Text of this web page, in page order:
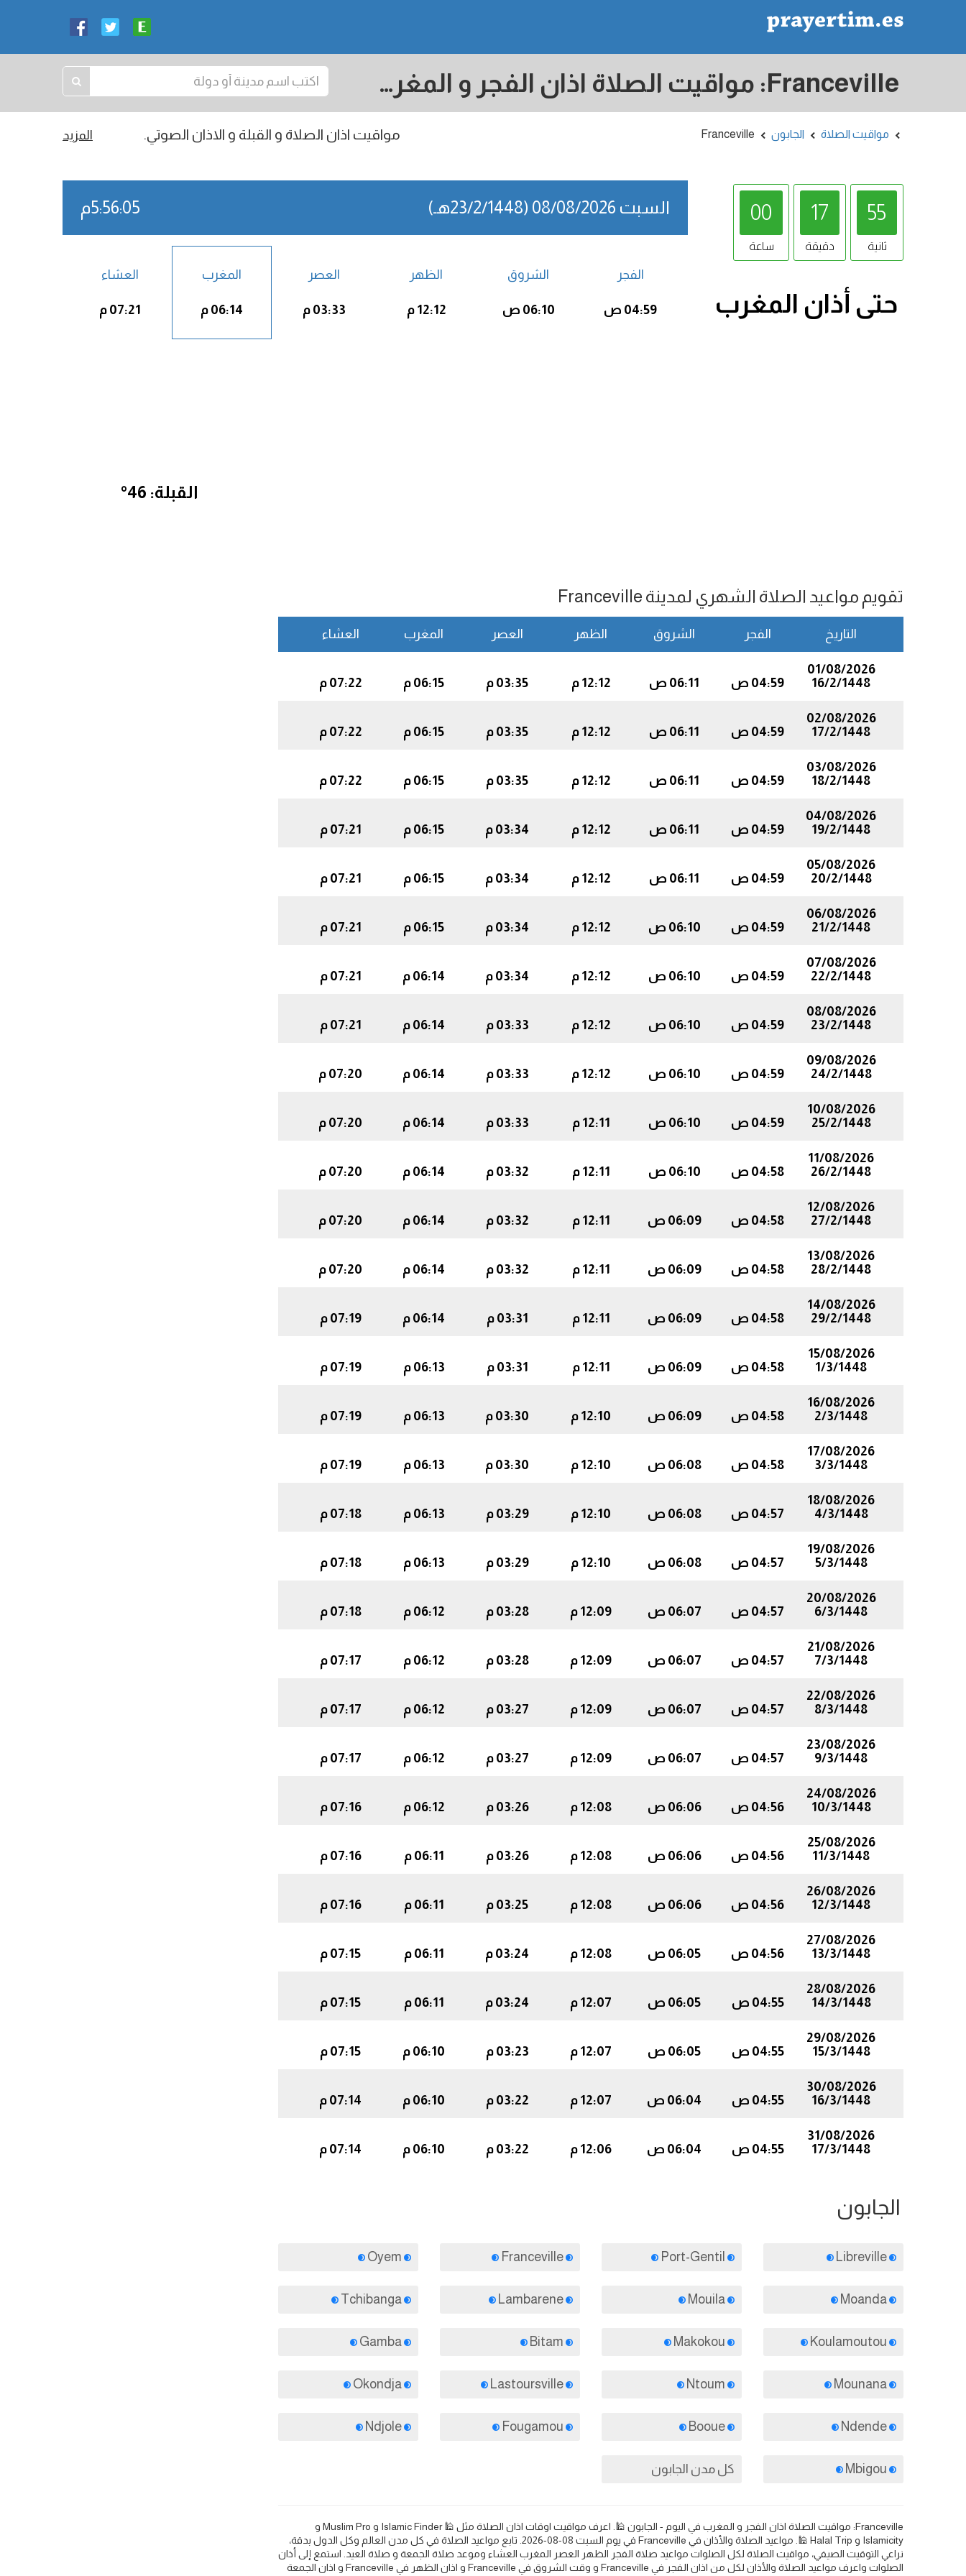
Franceville: مواقيت الصلاة اذان الفجر و المغرب في اليوم - الجابون
مواقيت الصلاة الجابون Franceville مواقيت اذان الصلاة و القبلة و الاذان الصوتي. المزيد
00
ساعة
17
دقيقة
54
ثانية
حتى أذان المغرب
السبت 08/08/2026 (23/2/1448هـ) 5:56:06م
الفجر
04:59 ص
الشروق
06:10 ص
الظهر
12:12 م
العصر
03:33 م
المغرب
06:14 م
العشاء
07:21 م
تقويم مواعيد الصلاة الشهري لمدينة Franceville
التاريخ الفجر الشروق الظهر العصر المغرب العشاء
01/08/2026
16/2/1448
04:59 ص 06:11 ص 12:12 م 03:35 م 06:15 م 07:22 م
02/08/2026
17/2/1448
04:59 ص 06:11 ص 12:12 م 03:35 م 06:15 م 07:22 م
03/08/2026
18/2/1448
04:59 ص 06:11 ص 12:12 م 03:35 م 06:15 م 07:22 م
04/08/2026
19/2/1448
04:59 ص 06:11 ص 12:12 م 03:34 م 06:15 م 07:21 م
05/08/2026
20/2/1448
04:59 ص 06:11 ص 12:12 م 03:34 م 06:15 م 07:21 م
06/08/2026
21/2/1448
04:59 ص 06:10 ص 12:12 م 03:34 م 06:15 م 07:21 م
07/08/2026
22/2/1448
04:59 ص 06:10 ص 12:12 م 03:34 م 06:14 م 07:21 م
08/08/2026
23/2/1448
04:59 ص 06:10 ص 12:12 م 03:33 م 06:14 م 07:21 م
09/08/2026
24/2/1448
04:59 ص 06:10 ص 12:12 م 03:33 م 06:14 م 07:20 م
10/08/2026
25/2/1448
04:59 ص 06:10 ص 12:11 م 03:33 م 06:14 م 07:20 م
11/08/2026
26/2/1448
04:58 ص 06:10 ص 12:11 م 03:32 م 06:14 م 07:20 م
12/08/2026
27/2/1448
04:58 ص 06:09 ص 12:11 م 03:32 م 06:14 م 07:20 م
13/08/2026
28/2/1448
04:58 ص 06:09 ص 12:11 م 03:32 م 06:14 م 07:20 م
14/08/2026
29/2/1448
04:58 ص 06:09 ص 12:11 م 03:31 م 06:14 م 07:19 م
15/08/2026
1/3/1448
04:58 ص 06:09 ص 12:11 م 03:31 م 06:13 م 07:19 م
16/08/2026
2/3/1448
04:58 ص 06:09 ص 12:10 م 03:30 م 06:13 م 07:19 م
17/08/2026
3/3/1448
04:58 ص 06:08 ص 12:10 م 03:30 م 06:13 م 07:19 م
18/08/2026
4/3/1448
04:57 ص 06:08 ص 12:10 م 03:29 م 06:13 م 07:18 م
19/08/2026
5/3/1448
04:57 ص 06:08 ص 12:10 م 03:29 م 06:13 م 07:18 م
20/08/2026
6/3/1448
04:57 ص 06:07 ص 12:09 م 03:28 م 06:12 م 07:18 م
21/08/2026
7/3/1448
04:57 ص 06:07 ص 12:09 م 03:28 م 06:12 م 07:17 م
22/08/2026
8/3/1448
04:57 ص 06:07 ص 12:09 م 03:27 م 06:12 م 07:17 م
23/08/2026
9/3/1448
04:57 ص 06:07 ص 12:09 م 03:27 م 06:12 م 07:17 م
24/08/2026
10/3/1448
04:56 ص 06:06 ص 12:08 م 03:26 م 06:12 م 07:16 م
25/08/2026
11/3/1448
04:56 ص 06:06 ص 12:08 م 03:26 م 06:11 م 07:16 م
26/08/2026
12/3/1448
04:56 ص 06:06 ص 12:08 م 03:25 م 06:11 م 07:16 م
27/08/2026
13/3/1448
04:56 ص 06:05 ص 12:08 م 03:24 م 06:11 م 07:15 م
28/08/2026
14/3/1448
04:55 ص 06:05 ص 12:07 م 03:24 م 06:11 م 07:15 م
29/08/2026
15/3/1448
04:55 ص 06:05 ص 12:07 م 03:23 م 06:10 م 07:15 م
30/08/2026
16/3/1448
04:55 ص 06:04 ص 12:07 م 03:22 م 06:10 م 07:14 م
31/08/2026
17/3/1448
04:55 ص 06:04 ص 12:06 م 03:22 م 06:10 م 07:14 م
الجابون
كل مدن الجابون
Franceville: مواقيت الصلاة اذان الفجر و المغرب في اليوم - الجابون 🕌. اعرف مواقيت اوقات اذان الصلاة مثل 🕌 Islamic Finder و Muslim Pro و
Islamicity و Halal Trip 🕌. مواعيد الصلاة والأذان في Franceville في يوم السبت 08-08-2026. تابع مواعيد الصلاة في كل مدن العالم وكل الدول بدقة،
نراعي التوقيت الصيفي، مواقيت الصلاة لكل الصلوات مواعيد صلاة الفجر الظهر العصر المغرب العشاء وموعد صلاة الجمعة و صلاة العيد. استمع إلى أذان
الصلوات واعرف مواعيد الصلاة والأذان لكل من اذان الفجر في Franceville و وقت الشروق في Franceville و اذان الظهر في Franceville و اذان الجمعة
القبلة: 46°